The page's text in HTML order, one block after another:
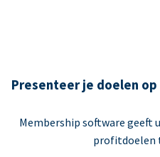
Presenteer je doelen
Membership software geeft
profitdoelen